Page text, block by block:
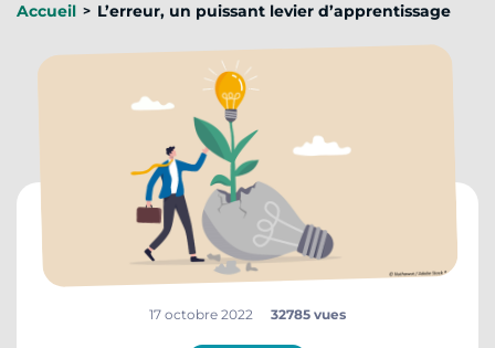
Accueil L’erreur, un puissant levier d’apprentissage
17 octobre 2022 32785 vues